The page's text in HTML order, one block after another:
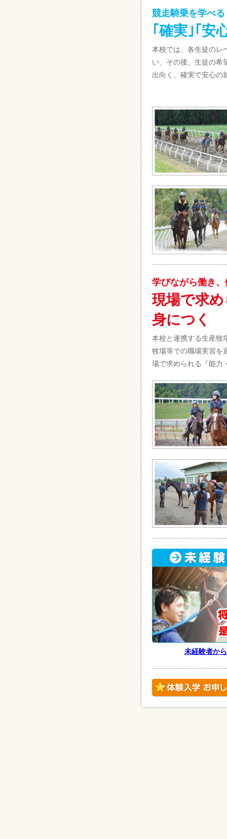
競走騎乗を学べ
｢確実｣｢安
本校では、各生徒のレ
い、その後、生徒の希
出向く、確実で安心の
学びながら働き
現場で求
身につく
本校と連携する生産牧
牧場等での職場実習を
場で求められる『能力
未経験者か